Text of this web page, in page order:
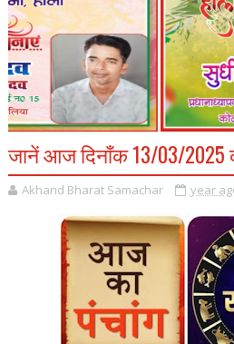
जानें आज दिनाँक 13/03/2025
Akhand Bharat Samachar year